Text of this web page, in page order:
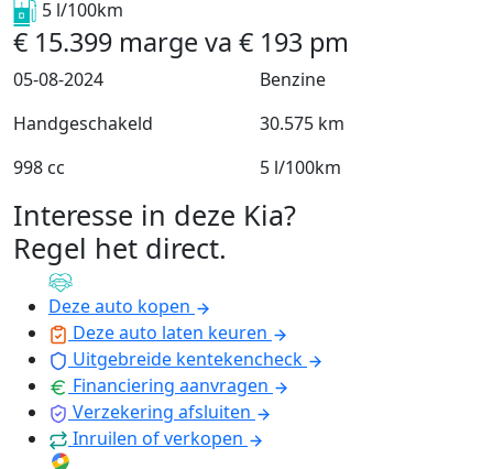
5 l/100km
€ 15.399 marge va € 193 pm
05-08-2024
Benzine
Handgeschakeld
30.575 km
998 cc
5 l/100km
Interesse in deze Kia?
Regel het direct.
Deze auto kopen
Deze auto laten keuren
Uitgebreide kentekencheck
Financiering aanvragen
Verzekering afsluiten
Inruilen of verkopen